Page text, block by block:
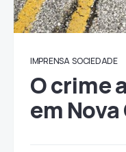
IMPRENSA SOCIEDADE
O crime
em